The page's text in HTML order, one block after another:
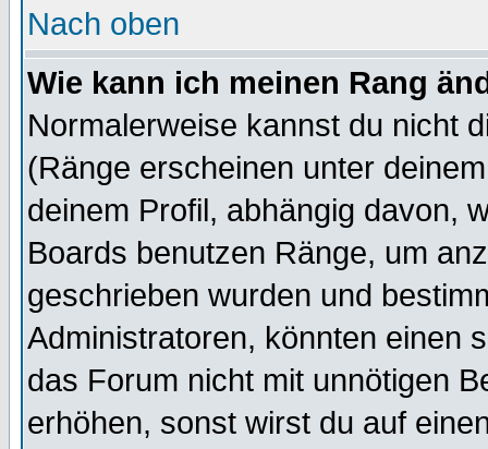
Nach oben
Wie kann ich meinen Rang
Normalerweise kannst du nicht
(Ränge erscheinen unter
deinem Profil, abhängig davon,
Boards benutzen Ränge, um
geschrieben wurden und
Administratoren, könnten einen
das Forum nicht mit unnötigen
erhöhen, sonst wirst du auf